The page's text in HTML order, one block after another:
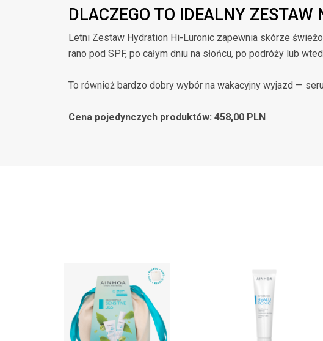
DLACZEGO TO IDEALNY ZESTAW
Letni Zestaw Hydration Hi-Luronic zapewnia skórze
rano pod SPF, po całym dniu na słońcu, po podróży lub
To również bardzo dobry wybór na wakacyjny wyjazd —
Cena pojedynczych produktów: 458,00 PLN